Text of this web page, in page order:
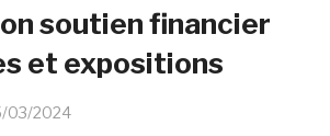
soutien financier
et expositions
03/2024